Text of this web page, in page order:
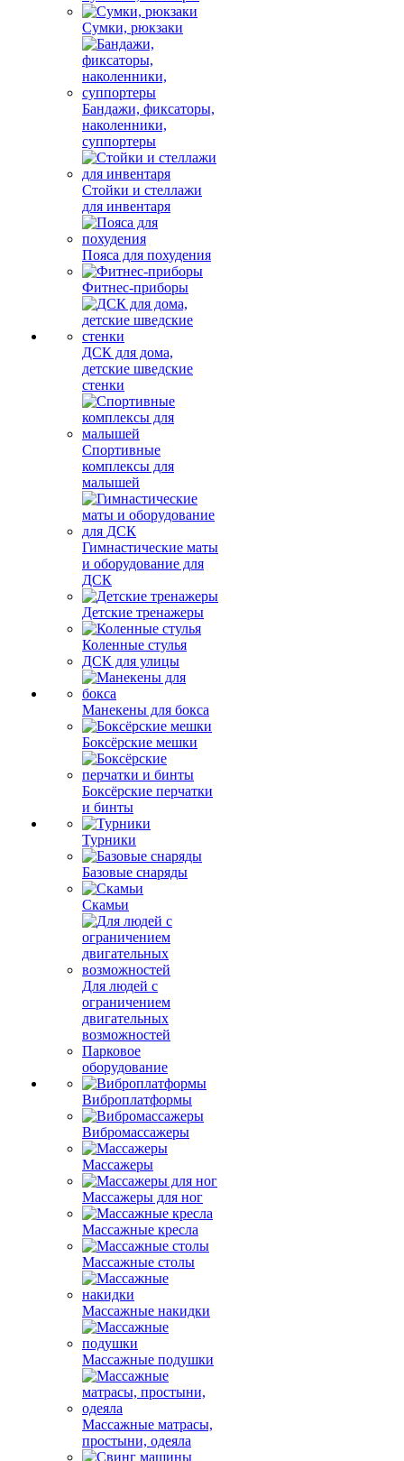
Сумки, рюкзаки
Бандажи, фиксаторы,
наколенники,
суппортеры
Стойки и стеллажи
для инвентаря
Пояса для похудения
Фитнес-приборы
ДСК для дома,
детские шведские
стенки
Спортивные
комплексы для
малышей
Гимнастические маты
и оборудование для
ДСК
Детские тренажеры
Коленные стулья
ДСК для улицы
Манекены для бокса
Боксёрские мешки
Боксёрские перчатки
и бинты
Турники
Базовые снаряды
Скамьи
Для людей с
ограничением
двигательных
возможностей
Парковое
оборудование
Виброплатформы
Вибромассажеры
Массажеры
Массажеры для ног
Массажные кресла
Массажные столы
Массажные накидки
Массажные подушки
Массажные матрасы,
простыни, одеяла